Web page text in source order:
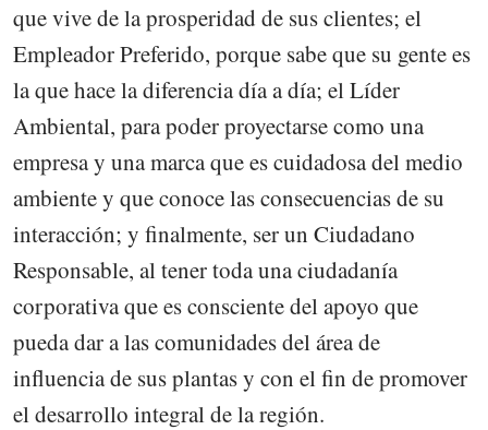
que vive de la prosperidad de sus clientes; el
Empleador Preferido, porque sabe que su gente es
la que hace la diferencia día a día; el Líder
Ambiental, para poder proyectarse como una
empresa y una marca que es cuidadosa del medio
ambiente y que conoce las consecuencias de su
interacción; y finalmente, ser un Ciudadano
Responsable, al tener toda una ciudadanía
corporativa que es consciente del apoyo que
pueda dar a las comunidades del área de
influencia de sus plantas y con el fin de promover
el desarrollo integral de la región.